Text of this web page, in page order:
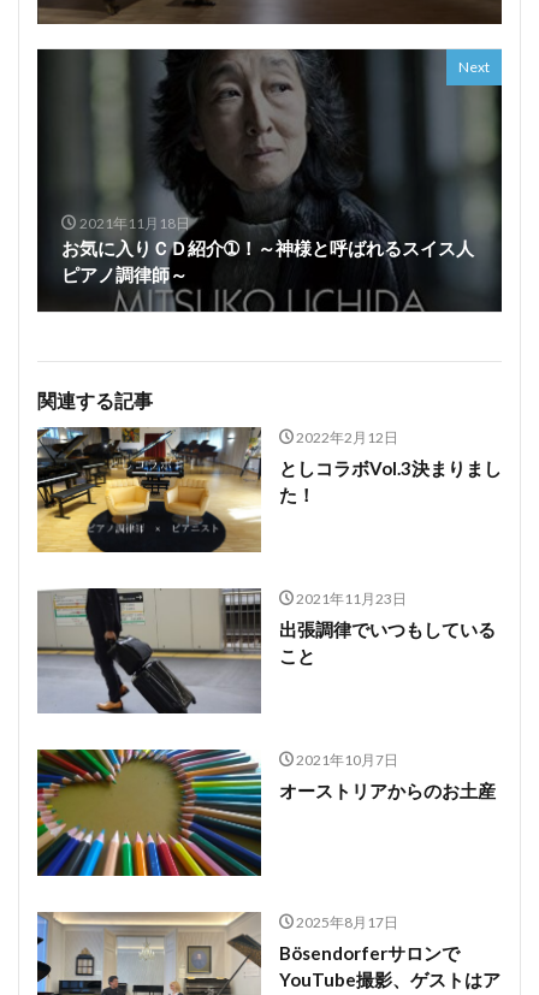
Next
2021年11月18日
お気に入りＣＤ紹介➀！～神様と呼ばれるスイス人
ピアノ調律師～
関連する記事
2022年2月12日
としコラボVol.3決まりまし
た！
2021年11月23日
出張調律でいつもしている
こと
2021年10月7日
オーストリアからのお土産
2025年8月17日
Bösendorferサロンで
YouTube撮影、ゲストはア